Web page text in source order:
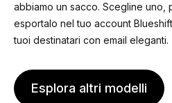
abbiamo un sacco. Scegline uno,
esportalo nel tuo account
tuoi destinatari con email eleganti.
Esplora altri modelli